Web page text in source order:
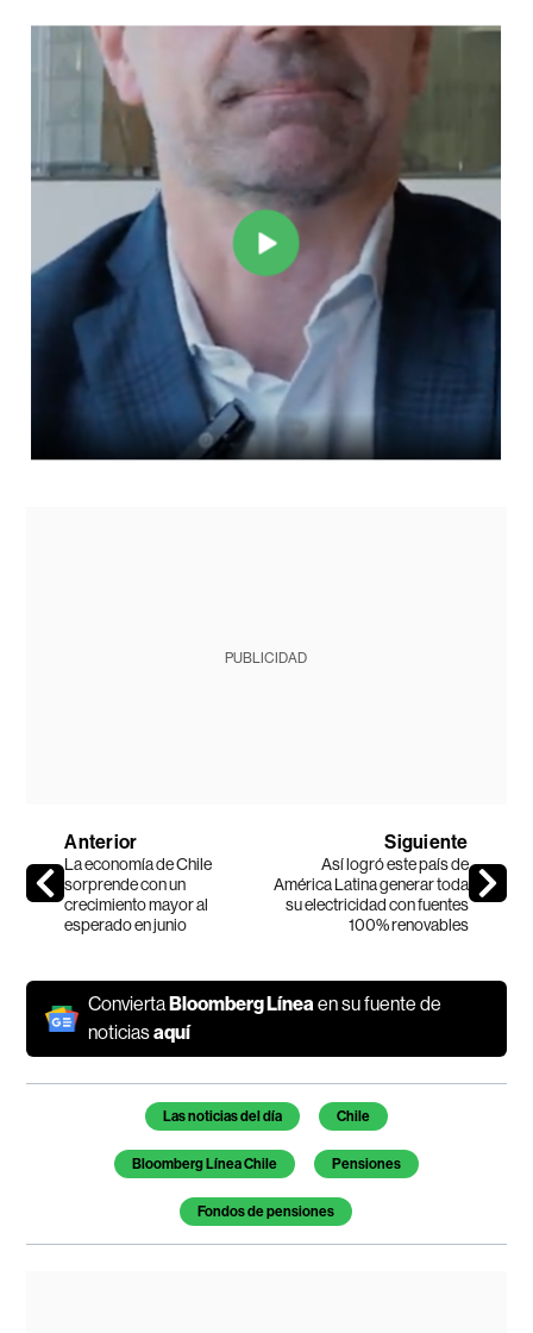
PUBLICIDAD
Anterior
La economía de Chile
sorprende con un
crecimiento mayor al
esperado en junio
Siguiente
Así logró este país de
América Latina generar toda
su electricidad con fuentes
100% renovables
ConviertaBloomberg Líneaen su fuente de
noticiasaquí
Temas de este artículo
Las noticias del día Chile
Bloomberg Línea Chile Pensiones
Fondos de pensiones